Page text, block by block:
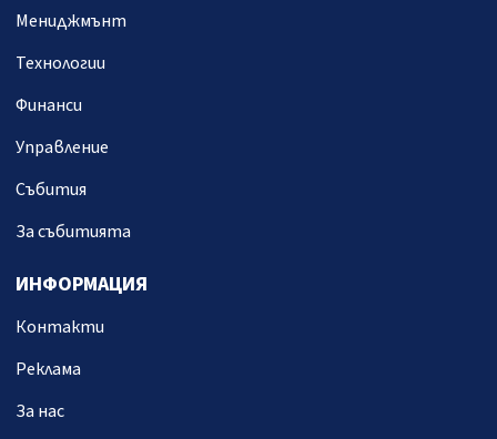
Мениджмънт
Технологии
Финанси
Управление
Събития
За събитията
ИНФОРМАЦИЯ
Контакти
Реклама
За нас